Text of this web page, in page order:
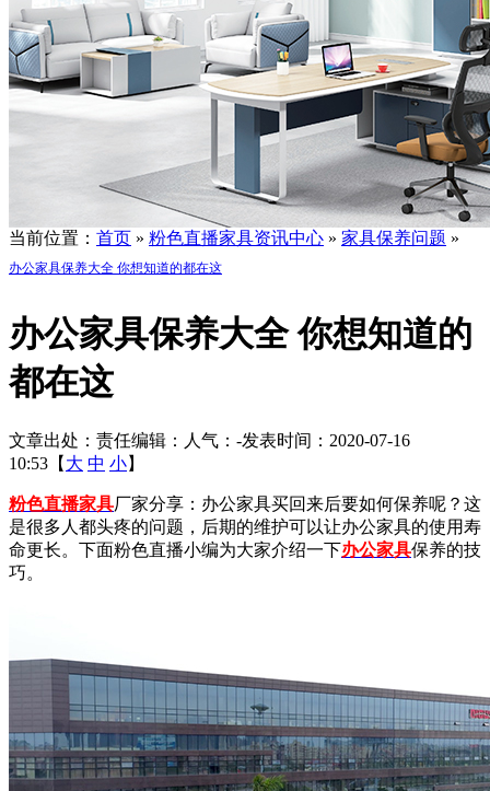
当前位置： 首页 » 粉色直播家具资讯中心 » 家具保养问题 »
办公家具保养大全 你想知道的都在这
办公家具保养大全 你想知道的
都在这
文章出处： 责任编辑： 人气： -发表时间：2020-07-16
10:53【 大 中 小】
粉色直播家具厂家分享：办公家具买回来后要如何保养呢？这
是很多人都头疼的问题，后期的维护可以让办公家具的使用寿
命更长。下面粉色直播小编为大家介绍一下办公家具保养的技
巧。